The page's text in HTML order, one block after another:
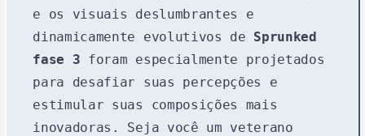
e os visuais deslumbrantes e
dinamicamente evolutivos de Sprunked
fase 3 foram especialmente projetados
para desafiar suas percepções e
estimular suas composições mais
inovadoras. Seja você um veterano